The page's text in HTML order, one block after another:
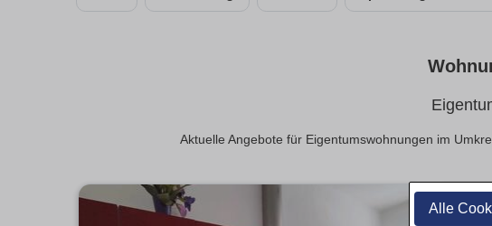
Alle
Aktuelle Angebote für Eigentumswohnungen im